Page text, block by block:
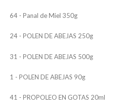
64 - Panal de Miel 350g
24 - POLEN DE ABEJAS 250g
31 - POLEN DE ABEJAS 500g
1 - POLEN DE ABEJAS 90g
41 - PROPOLEO EN GOTAS 20ml